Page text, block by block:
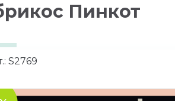
Пинкот
S2769